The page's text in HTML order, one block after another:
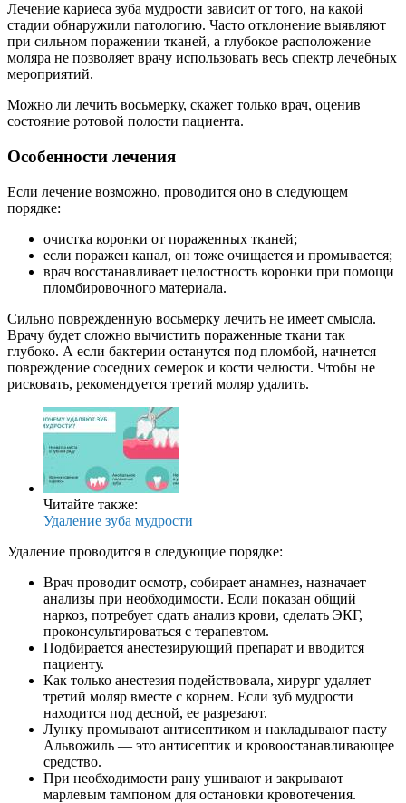
Лечение кариеса зуба мудрости зависит от того, на какой
стадии обнаружили патологию. Часто отклонение выявляют
при сильном поражении тканей, а глубокое расположение
моляра не позволяет врачу использовать весь спектр лечебных
мероприятий.
Можно ли лечить восьмерку, скажет только врач, оценив
состояние ротовой полости пациента.
Особенности лечения
Если лечение возможно, проводится оно в следующем
порядке:
очистка коронки от пораженных тканей;
если поражен канал, он тоже очищается и промывается;
врач восстанавливает целостность коронки при помощи
пломбировочного материала.
Сильно поврежденную восьмерку лечить не имеет смысла.
Врачу будет сложно вычистить пораженные ткани так
глубоко. А если бактерии останутся под пломбой, начнется
повреждение соседних семерок и кости челюсти. Чтобы не
рисковать, рекомендуется третий моляр удалить.
Читайте также:
Удаление зуба мудрости
Удаление проводится в следующие порядке:
Врач проводит осмотр, собирает анамнез, назначает
анализы при необходимости. Если показан общий
наркоз, потребует сдать анализ крови, сделать ЭКГ,
проконсультироваться с терапевтом.
Подбирается анестезирующий препарат и вводится
пациенту.
Как только анестезия подействовала, хирург удаляет
третий моляр вместе с корнем. Если зуб мудрости
находится под десной, ее разрезают.
Лунку промывают антисептиком и накладывают пасту
Альвожиль — это антисептик и кровоостанавливающее
средство.
При необходимости рану ушивают и закрывают
марлевым тампоном для остановки кровотечения.